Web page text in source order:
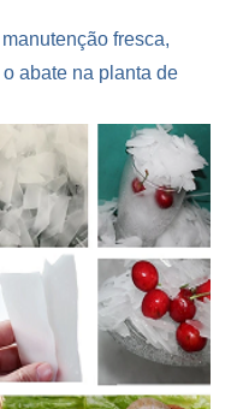
fresca,
abate na planta de